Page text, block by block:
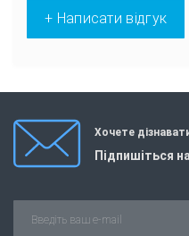
+ Написати відгук
Хочете
Підпишіться